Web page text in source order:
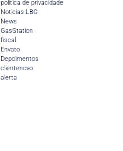
politica de privacidade
Noticias LBC
News
GasStation
fiscal
Envato
Depoimentos
clientenovo
alerta